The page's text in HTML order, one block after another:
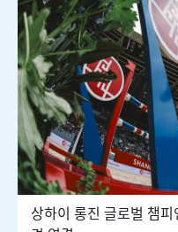
상하이 롱진 글로벌 챔